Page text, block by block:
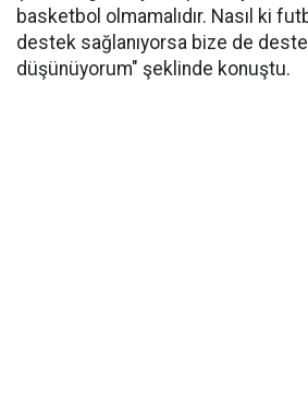
basketbol olmamalıdır. Nasıl ki
destek sağlanıyorsa bize de
düşünüyorum" şeklinde konuştu.